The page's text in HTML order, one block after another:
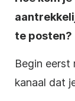
te posten?
Begin eerst
kanaal dat